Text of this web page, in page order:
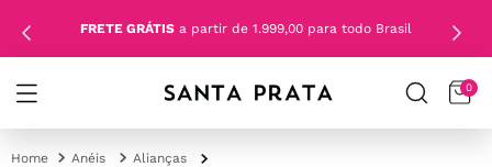
FRETE GRÁTIS a partir de 1.999,00 para todo Brasil
0
Anéis
Alianças